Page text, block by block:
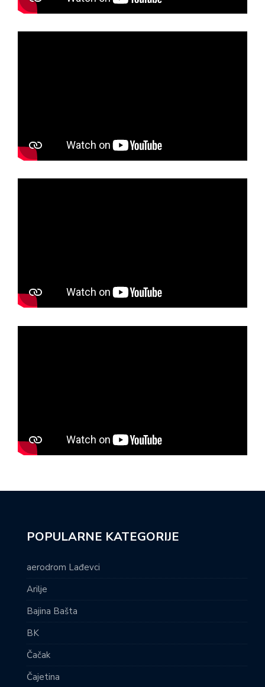
POPULARNE KATEGORIJE
aerodrom Lađevci
Arilje
Bajina Bašta
BK
Čačak
Čajetina